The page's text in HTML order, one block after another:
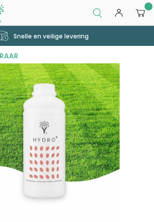
Snelle en veilige levering